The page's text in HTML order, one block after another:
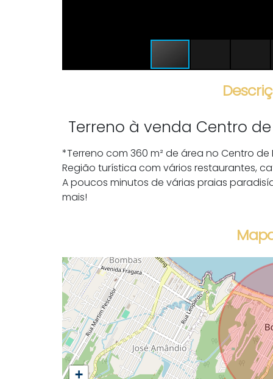
Terreno à venda Centro
*Terreno com 360 m² de área no Centro
Região turística com vários restaurantes,
A poucos minutos de várias praias
mais!
+